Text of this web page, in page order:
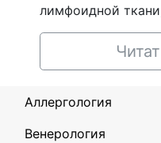
лимфоидной
Аллергология
Венерология